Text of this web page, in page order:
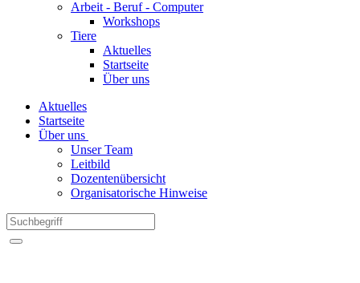
Arbeit - Beruf - Computer
Workshops
Tiere
Aktuelles
Startseite
Über uns
Aktuelles
Startseite
Über uns
Unser Team
Leitbild
Dozentenübersicht
Organisatorische Hinweise